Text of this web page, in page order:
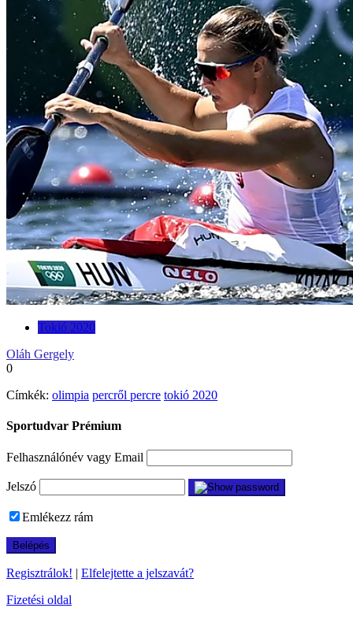
Tokió 2020
Oláh Gergely
0
Címkék: olimpia percről percre tokió 2020
Sportudvar Prémium
Felhasználónév vagy Email
Jelszó
Emlékezz rám
Regisztrálok! | Elfelejtette a jelszavát?
Fizetési oldal